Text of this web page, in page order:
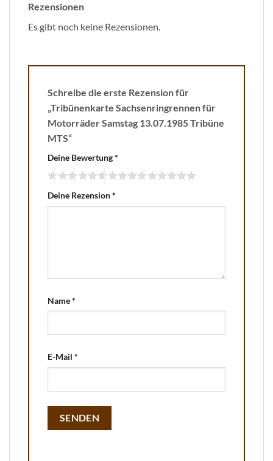
Rezensionen
Es gibt noch keine Rezensionen.
Schreibe die erste Rezension für
„Tribünenkarte Sachsenringrennen für
Motorräder Samstag 13.07.1985 Tribüne
MTS“
Deine Bewertung*
Deine Rezension*
Name*
E-Mail *